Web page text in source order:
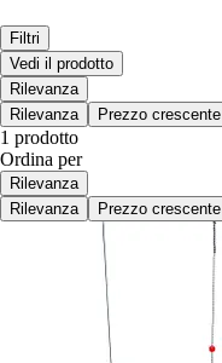
Filtri
Vedi il prodotto
Rilevanza
Rilevanza
Prezzo crescente
1 prodotto
Ordina per
Rilevanza
Rilevanza
Prezzo crescente